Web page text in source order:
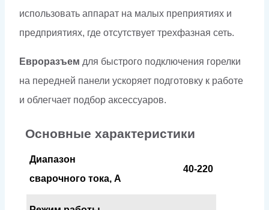
использовать аппарат на малых преприятиях и
предприятиях, где отсутствует трехфазная сеть.
Евроразъем для быстрого подключения горелки
на передней панели ускоряет подготовку к работе
и облегчает подбор аксессуаров.
Основные характеристики
Диапазон
сварочного тока, А
40-220